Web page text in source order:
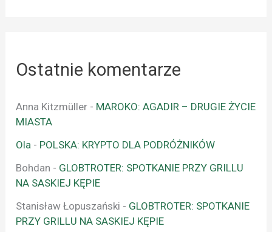
Ostatnie komentarze
Anna Kitzmüller - MAROKO: AGADIR – DRUGIE ŻYCIE
MIASTA
Ola - POLSKA: KRYPTO DLA PODRÓŻNIKÓW
Bohdan - GLOBTROTER: SPOTKANIE PRZY GRILLU
NA SASKIEJ KĘPIE
Stanisław Łopuszański - GLOBTROTER: SPOTKANIE
PRZY GRILLU NA SASKIEJ KĘPIE